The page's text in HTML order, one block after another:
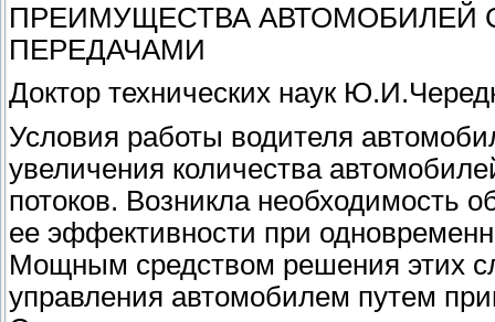
ПРЕИМУЩЕСТВА АВТОМОБИЛЕЙ
ПЕРЕДАЧАМИ
Доктор технических наук
Условия работы водителя
увеличения количества
потоков. Возникла необходимость
ее эффективности при
Мощным средством решения этих
управления автомобилем путем